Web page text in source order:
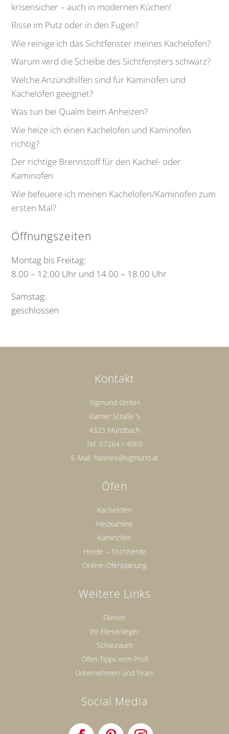
krisensicher – auch in modernen Küchen!
Risse im Putz oder in den Fugen?
Wie reinige ich das Sichtfenster meines Kachelofen?
Warum wird die Scheibe des Sichtfensters schwarz?
Welche Anzündhilfen sind für Kaminofen und
Kachelofen geeignet?
Was tun bei Qualm beim Anheizen?
Wie heize ich einen Kachelofen und Kaminofen
richtig?
Der richtige Brennstoff für den Kachel- oder
Kaminofen
Wie befeuere ich meinen Kachelofen/Kaminofen zum
ersten Mal?
Öffnungszeiten
Montag bis Freitag:
8.00 – 12.00 Uhr und 14.00 – 18.00 Uhr
Samstag:
geschlossen
Kontakt
Sigmund GmbH
Klamer Straße 5
4323 Münzbach
Tel. 07264 / 4060
E-Mail: hannes@sigmund.at
Öfen
Kachelöfen
Heizkamine
Kaminöfen
Herde – Tischherde
Online-Ofenplanung
Weitere Links
Fliesen
Ihr Fliesenleger
Schauraum
Ofen-Tipps vom Profi
Unternehmen und Team
Social Media